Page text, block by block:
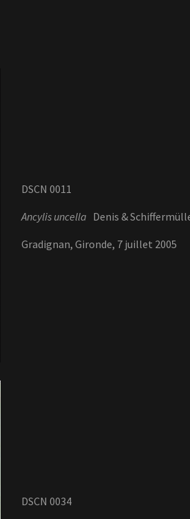
DSCN 0011
Ancylis uncella Denis &
Gradignan, Gironde, 7 juillet 2005
DSCN 0034